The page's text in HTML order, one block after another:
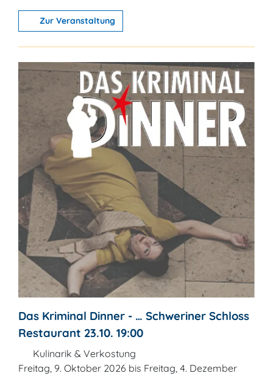
Zur Veranstaltung
Das Kriminal Dinner - … Schweriner Schloss
Restaurant 23.10. 19:00
Kulinarik & Verkostung
Freitag, 9. Oktober 2026 bis Freitag, 4. Dezember